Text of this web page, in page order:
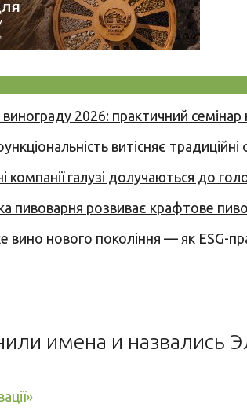
2026: практичний
витісняє
галузі долучаються до
пивоварня розвиває крафтове
вино нового покоління — як
имена и назвались